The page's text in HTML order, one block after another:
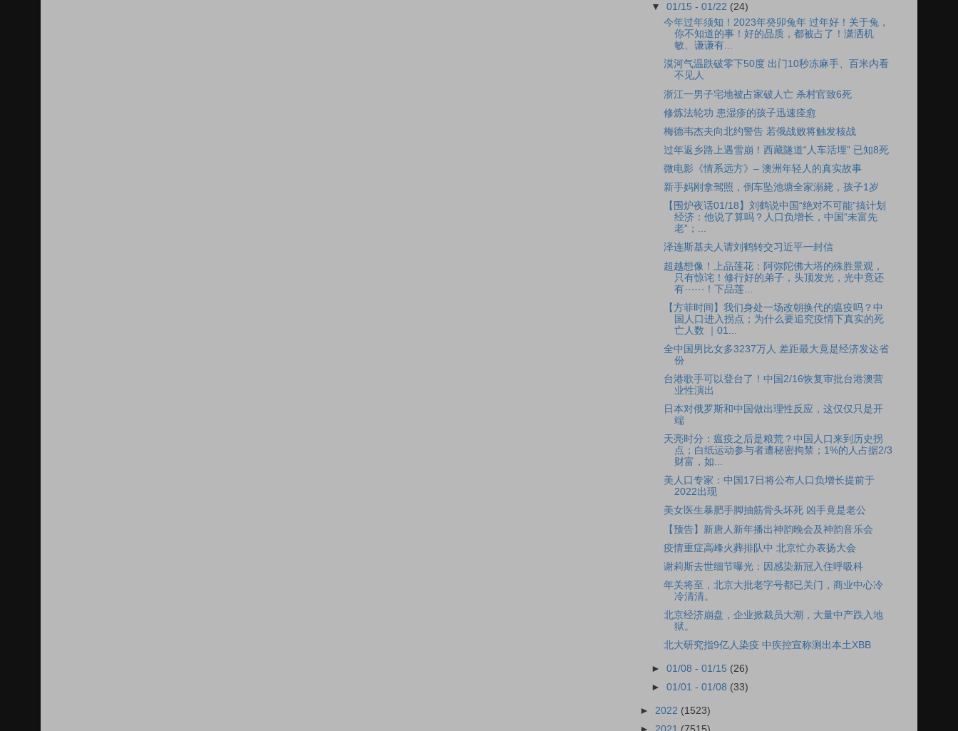
▼01/15 - 01/22 (24)
今年过年须知！2023年癸卯兔年 过年好！关于兔，
你不知道的事！好的品质，都被占了！潇洒机
敏、谦谦有...
漠河气温跌破零下50度 出门10秒冻麻手、百米内看
不见人
浙江一男子宅地被占家破人亡 杀村官致6死
修炼法轮功 患湿疹的孩子迅速痊愈
梅德韦杰夫向北约警告 若俄战败将触发核战
过年返乡路上遇雪崩！西藏隧道“人车活埋” 已知8死
微电影《情系远方》– 澳洲年轻人的真实故事
新手妈刚拿驾照，倒车坠池塘全家溺毙，孩子1岁
【围炉夜话01/18】刘鹤说中国“绝对不可能”搞计划
经济：他说了算吗？人口负增长，中国“未富先
老”；...
泽连斯基夫人请刘鹤转交习近平一封信
超越想像！上品莲花：阿弥陀佛大塔的殊胜景观，
只有惊诧！修行好的弟子，头顶发光，光中竟还
有⋯⋯！下品莲...
【方菲时间】我们身处一场改朝换代的瘟疫吗？中
国人口进入拐点；为什么要追究疫情下真实的死
亡人数 ｜01...
全中国男比女多3237万人 差距最大竟是经济发达省
份
台港歌手可以登台了！中国2/16恢复审批台港澳营
业性演出
日本对俄罗斯和中国做出理性反应，这仅仅只是开
端
天亮时分：瘟疫之后是粮荒？中国人口来到历史拐
点；白纸运动参与者遭秘密拘禁；1%的人占据2/3
财富，如...
美人口专家：中国17日将公布人口负增长提前于
2022出现
美女医生暴肥手脚抽筋骨头坏死 凶手竟是老公
【预告】新唐人新年播出神韵晚会及神韵音乐会
疫情重症高峰火葬排队中 北京忙办表扬大会
谢莉斯去世细节曝光：因感染新冠入住呼吸科
年关将至，北京大批老字号都已关门，商业中心冷
冷清清。
北京经济崩盘，企业掀裁员大潮，大量中产跌入地
狱。
北大研究指9亿人染疫 中疾控宣称测出本土XBB
►01/08 - 01/15 (26)
►01/01 - 01/08 (33)
► 2022 (1523)